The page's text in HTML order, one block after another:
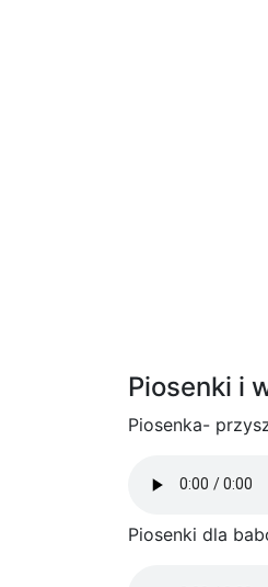
Piosenki i
Piosenka-
Piosenki dla